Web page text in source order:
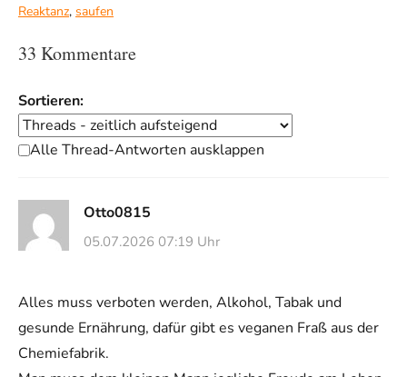
Reaktanz, saufen
33 Kommentare
Sortieren:
Alle Thread-Antworten ausklappen
Otto0815
05.07.2026 07:19 Uhr
Alles muss verboten werden, Alkohol, Tabak und
gesunde Ernährung, dafür gibt es veganen Fraß aus der
Chemiefabrik.